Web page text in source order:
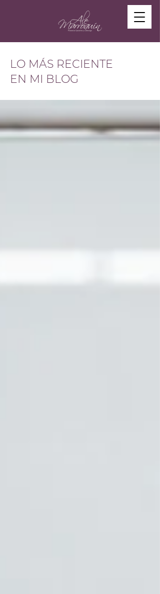
LO MÁS RECIENTE
EN MI BLOG